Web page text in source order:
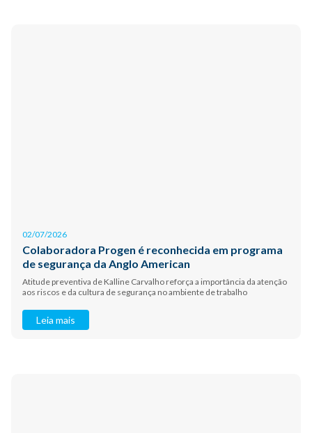
02/07/2026
Colaboradora Progen é reconhecida em programa
de segurança da Anglo American
Atitude preventiva de Kalline Carvalho reforça a importância da atenção
aos riscos e da cultura de segurança no ambiente de trabalho
Leia mais